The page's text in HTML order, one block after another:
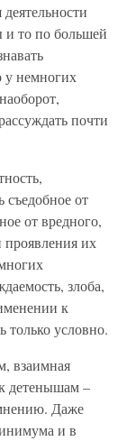
и то по большей
у немногих
почти
съедобное от
от вредного,
проявления их
злоба,
к
условно.
взаимная
детенышам –
Даже
и в